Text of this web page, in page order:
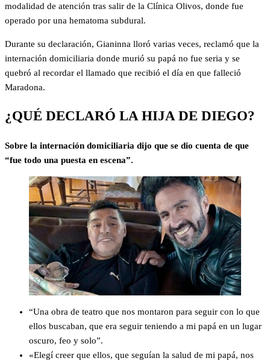
modalidad de atención tras salir de la Clínica Olivos, donde fue
operado por una hematoma subdural.
Durante su declaración, Gianinna lloró varias veces, reclamó que la
internación domiciliaria donde murió su papá no fue seria y se
quebró al recordar el llamado que recibió el día en que falleció
Maradona.
¿QUÉ DECLARÓ LA HIJA DE DIEGO?
Sobre la internación domiciliaria dijo que se dio cuenta de que
“fue todo una puesta en escena”.
“Una obra de teatro que nos montaron para seguir con lo que
ellos buscaban, que era seguir teniendo a mi papá en un lugar
oscuro, feo y solo”.
«Elegí creer que ellos, que seguían la salud de mi papá, nos